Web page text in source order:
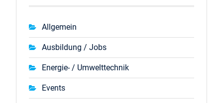
Allgemein
Ausbildung / Jobs
Energie- / Umwelttechnik
Events